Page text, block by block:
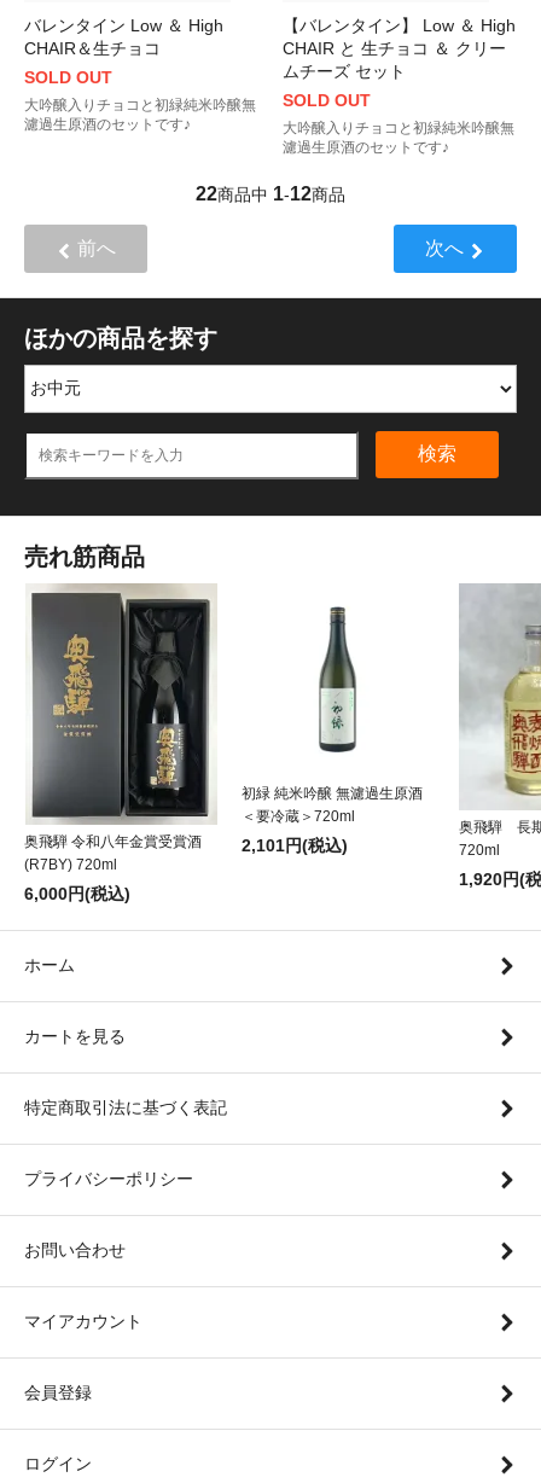
バレンタイン Low ＆ High
CHAIR＆生チョコ
SOLD OUT
大吟醸入りチョコと初緑純米吟醸無
濾過生原酒のセットです♪
【バレンタイン】 Low ＆ High
CHAIR と 生チョコ ＆ クリー
ムチーズ セット
SOLD OUT
大吟醸入りチョコと初緑純米吟醸無
濾過生原酒のセットです♪
22商品中 1-12商品
前へ 次へ
ほかの商品を探す
検索
売れ筋商品
奥飛騨 令和八年金賞受賞酒
(R7BY) 720ml
6,000円(税込)
初緑 純米吟醸 無濾過生原酒
＜要冷蔵＞720ml
2,101円(税込)
奥飛騨 長
720ml
1,920円(
ホーム
カートを見る
特定商取引法に基づく表記
プライバシーポリシー
お問い合わせ
マイアカウント
会員登録
ログイン